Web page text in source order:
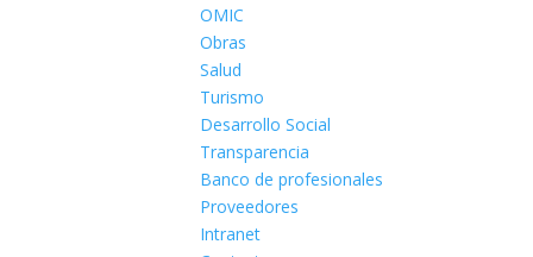
OMIC
Obras
Salud
Turismo
Desarrollo Social
Transparencia
Banco de profesionales
Proveedores
Intranet